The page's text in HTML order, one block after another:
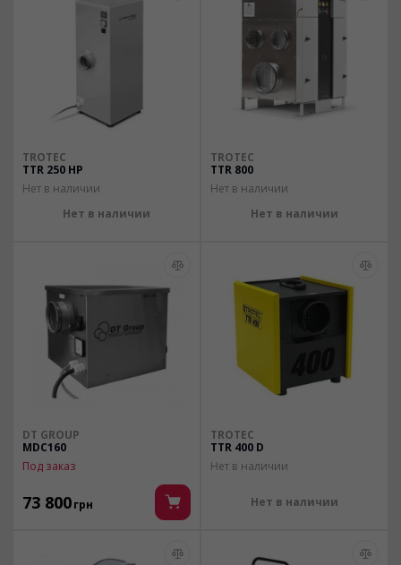
TROTEC
TTR 250 HP
Нет в наличии
Нет в наличии
TROTEC
TTR 800
Нет в наличии
Нет в наличии
DT GROUP
MDC160
Под заказ
73 800грн
TROTEC
TTR 400 D
Нет в наличии
Нет в наличии